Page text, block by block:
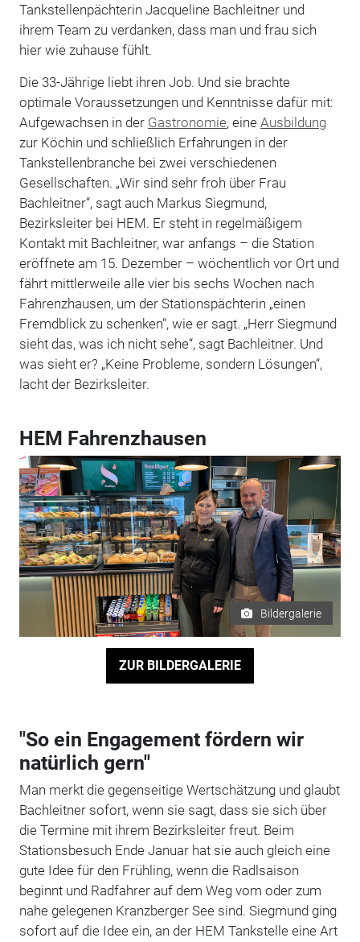
Tankstellenpächterin Jacqueline Bachleitner und
ihrem Team zu verdanken, dass man und frau sich
hier wie zuhause fühlt.
Die 33-Jährige liebt ihren Job. Und sie brachte
optimale Voraussetzungen und Kenntnisse dafür mit:
Aufgewachsen in der Gastronomie, eine Ausbildung
zur Köchin und schließlich Erfahrungen in der
Tankstellenbranche bei zwei verschiedenen
Gesellschaften. „Wir sind sehr froh über Frau
Bachleitner“, sagt auch Markus Siegmund,
Bezirksleiter bei HEM. Er steht in regelmäßigem
Kontakt mit Bachleitner, war anfangs – die Station
eröffnete am 15. Dezember – wöchentlich vor Ort und
fährt mittlerweile alle vier bis sechs Wochen nach
Fahrenzhausen, um der Stationspächterin „einen
Fremdblick zu schenken“, wie er sagt. „Herr Siegmund
sieht das, was ich nicht sehe“, sagt Bachleitner. Und
was sieht er? „Keine Probleme, sondern Lösungen“,
lacht der Bezirksleiter.
HEM Fahrenzhausen
Bildergalerie
ZUR BILDERGALERIE
"So ein Engagement fördern wir
natürlich gern"
Man merkt die gegenseitige Wertschätzung und glaubt
Bachleitner sofort, wenn sie sagt, dass sie sich über
die Termine mit ihrem Bezirksleiter freut. Beim
Stationsbesuch Ende Januar hat sie auch gleich eine
gute Idee für den Frühling, wenn die Radlsaison
beginnt und Radfahrer auf dem Weg vom oder zum
nahe gelegenen Kranzberger See sind. Siegmund ging
sofort auf die Idee ein, an der HEM Tankstelle eine Art